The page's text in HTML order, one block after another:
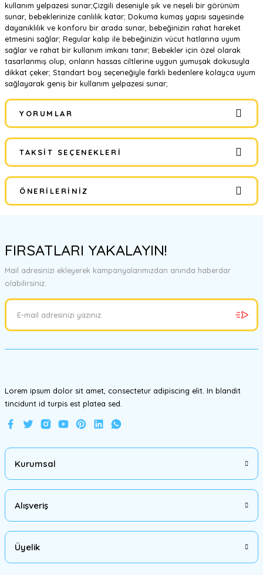
kullanım yelpazesi sunar;Çizgili deseniyle şık ve neşeli bir görünüm
sunar, bebeklerinize canlılık katar; Dokuma kumaş yapısı sayesinde
dayanıklılık ve konforu bir arada sunar, bebeğinizin rahat hareket
etmesini sağlar; Regular kalıp ile bebeğinizin vücut hatlarına uyum
sağlar ve rahat bir kullanım imkanı tanır; Bebekler için özel olarak
tasarlanmış olup, onların hassas ciltlerine uygun yumuşak dokusuyla
dikkat çeker; Standart boy seçeneğiyle farklı bedenlere kolayca uyum
sağlayarak geniş bir kullanım yelpazesi sunar;
YORUMLAR
Bu ürüne ilk yorumu siz yapın!
Yorum Yaz
TAKSIT SEÇENEKLERI
ÖNERILERINIZ
tarafımıza iletebilirsiniz.
Görüş ve önerileriniz için teşekkür ederiz.
Ürün resmi kalitesiz, bozuk veya görüntülenemiyor.
Ürün bilgilerinde hatalar bulunuyor.
FIRSATLARI YAKALAYIN!
Mail adresinizi ekleyerek kampanyalarımızdan anında haberdar
olabilirsiniz.
Lorem ipsum dolor sit amet, consectetur adipiscing elit. In blandit
tincidunt id turpis est platea sed.
Kurumsal
Alışveriş
Üyelik